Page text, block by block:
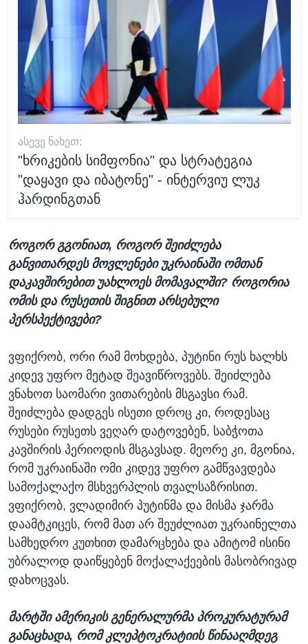
ᲐᲡᲔᲕᲔ ᲜᲐᲮᲔᲗ:
"ხრიკების სიმფონია" და სტრატეგია
"დაყავი და იბატონე" - ინტერვიუ ლუკ
ჰარდინგთან
როგორ გგონიათ, როგორ შეიძლება
განვითარდეს მოვლენები უკრაინაში ომთან
დაკავშირებით უახლოეს მომავალში? როგორია
ომის და რუსეთის შიგნით არსებული
პერსპექტივები?
ვფიქრობ, ორი რამ მოხდება, პუტინი რუს ხალხს
კიდევ უფრო მეტად შეავიწროვებს. შეიძლება
ვნახოთ საომარი ვითარების მსგავსი რამ.
შეიძლება დადგეს ისეთი დროც კი, როდესაც
რუსები რუსეთს ვეღარ დატოვებენ, საბჭოთა
კავშირის პერიოდის მსგავსად. მეორე კი, მგონია,
რომ უკრაინაში ომი კიდევ უფრო გამწვავდება
სამოქალაქო მსხვერპლის თვალსაზრისით.
ვფიქრობ, ვლადიმირ პუტინმა და მისმა ჯარმა
დაამტკიცეს, რომ მათ არ შეუძლიათ უკრაინელთა
სამხედრო კუთხით დამარცხება და ამიტომ ისინი
უბრალოდ დაიწყებენ მოქალაქეების მასობრივად
დახოცვას.
მარტში ამერიკის გენერალურმა პროკურატურამ
განაცხადა, რომ კლეპტოკრატიის წინააღმდეგ